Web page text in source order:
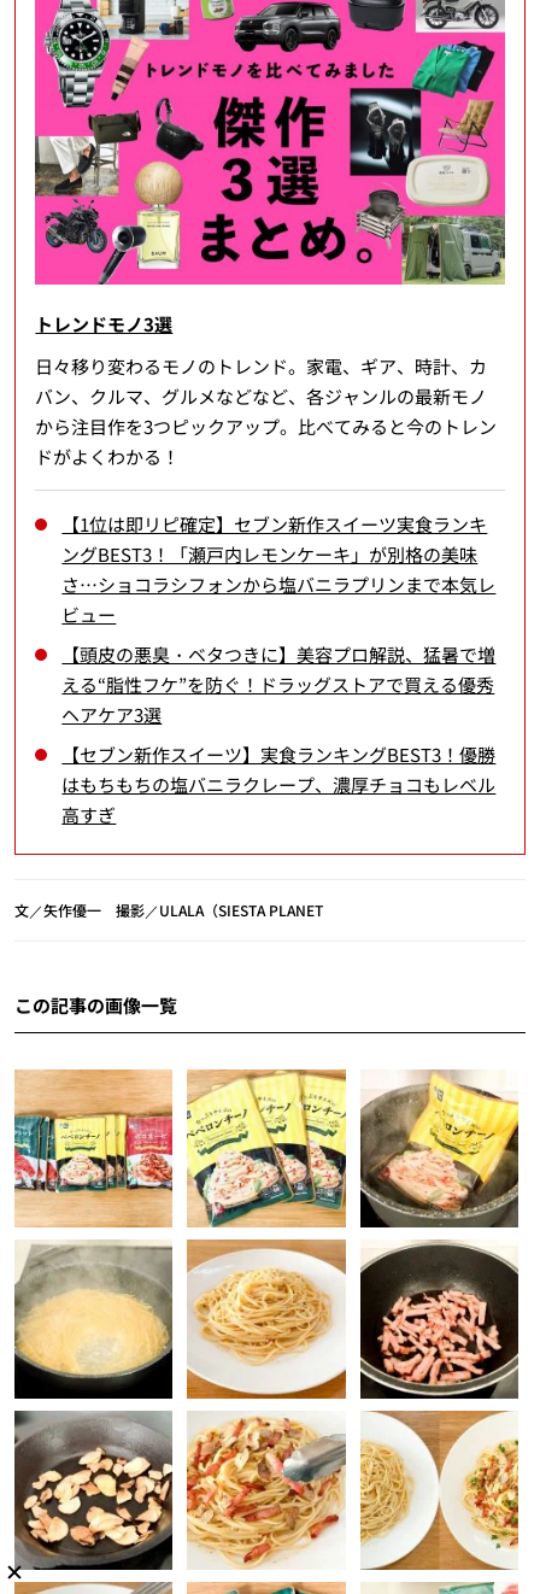
トレンドモノ3選
日々移り変わるモノのトレンド。家電、ギア、時計、カ
バン、クルマ、グルメなどなど、各ジャンルの最新モノ
から注目作を3つピックアップ。比べてみると今のトレン
ドがよくわかる！
【1位は即リピ確定】セブン新作スイーツ実食ランキ
ングBEST3！「瀬戸内レモンケーキ」が別格の美味
さ…ショコラシフォンから塩バニラプリンまで本気レ
ビュー
【頭皮の悪臭・ベタつきに】美容プロ解説、猛暑で増
える“脂性フケ”を防ぐ！ドラッグストアで買える優秀
ヘアケア3選
【セブン新作スイーツ】実食ランキングBEST3！優勝
はもちもちの塩バニラクレープ、濃厚チョコもレベル
高すぎ
文／矢作優一 撮影／ULALA（SIESTA PLANET
この記事の画像一覧